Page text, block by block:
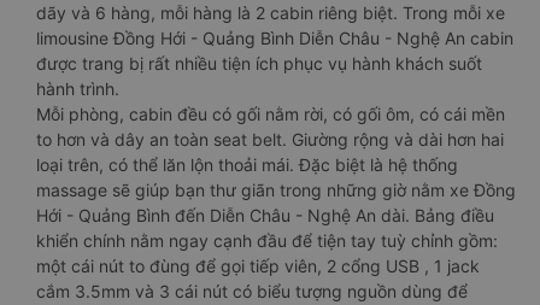
dãy và 6 hàng, mỗi hàng là 2 cabin riêng biệt. Trong mỗi xe
limousine Đồng Hới - Quảng Bình Diễn Châu - Nghệ An cabin
được trang bị rất nhiều tiện ích phục vụ hành khách suốt
hành trình.
Mỗi phòng, cabin đều có gối nằm rời, có gối ôm, có cái mền
to hơn và dây an toàn seat belt. Giường rộng và dài hơn hai
loại trên, có thể lăn lộn thoải mái. Đặc biệt là hệ thống
massage sẽ giúp bạn thư giãn trong những giờ nằm xe Đồng
Hới - Quảng Bình đến Diễn Châu - Nghệ An dài. Bảng điều
khiển chính nằm ngay cạnh đầu để tiện tay tuỳ chỉnh gồm:
một cái nút to đùng để gọi tiếp viên, 2 cổng USB , 1 jack
cắm 3.5mm và 3 cái nút có biểu tượng nguồn dùng để